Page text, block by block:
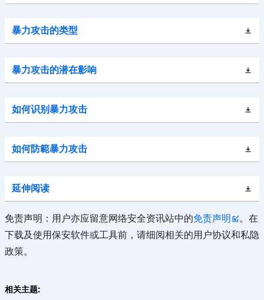
暴力攻击的类型
暴力攻击的潜在影响
如何识别暴力攻击
如何防範暴力攻击
延伸阅读
免责声明：用户亦应留意网络安全资讯站中的免责声明
。在
下载及使用保安软件或工具前，请细阅相关的用户协议和私隐
政策。
相关主题: